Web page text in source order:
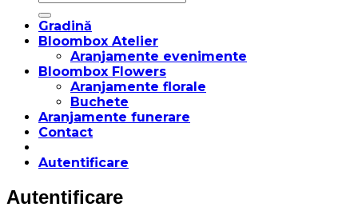
Gradină
Bloombox Atelier
Aranjamente evenimente
Bloombox Flowers
Aranjamente florale
Buchete
Aranjamente funerare
Contact
Autentificare
Autentificare